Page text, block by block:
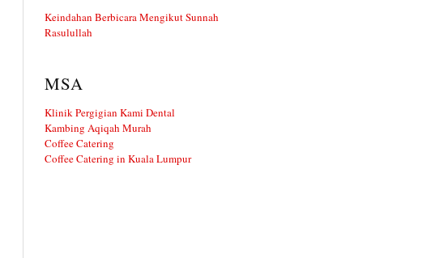
Keindahan Berbicara Mengikut Sunnah
Rasulullah
MSA
Klinik Pergigian Kami Dental
Kambing Aqiqah Murah
Coffee Catering
Coffee Catering in Kuala Lumpur